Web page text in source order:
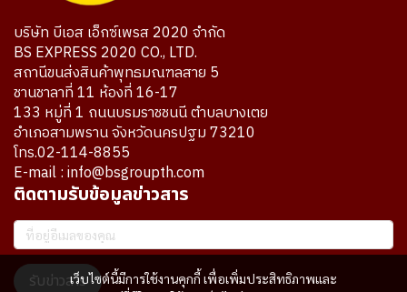
เว็บไซต์นี้มีการใช้งานคุกกี้ เพื่อเพิ่มประสิทธิภาพและ
บริษัท บีเอส เอ็กซ์เพรส 2020 จำกัด
BS EXPRESS 2020 CO., LTD.
สถานีขนส่งสินค้าพุทธมณฑลสาย 5
ชานชาลาที่ 11 ห้องที่ 16-17
133 หมู่ที่ 1 ถนนบรมราชชนนี ตำบลบางเตย
อำเภอสามพราน จังหวัดนครปฐม 73210
โทร.02-114-8855
E-mail : info@bsgroupth.com
ติดตามรับข้อมูลข่าวสาร
รับข่าวสาร